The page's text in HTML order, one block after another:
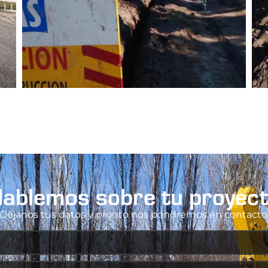
sobre tu
tus datos y pronto nos pondremos en